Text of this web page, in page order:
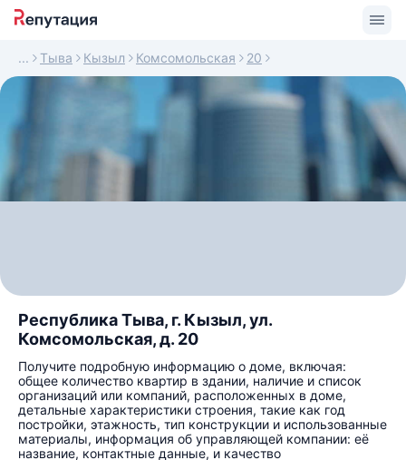
Тыва Кызыл Комсомольская 20
Республика Тыва, г. Кызыл, ул.
Комсомольская, д. 20
Получите подробную информацию о доме, включая:
общее количество квартир в здании, наличие и список
организаций или компаний, расположенных в доме,
детальные характеристики строения, такие как год
постройки, этажность, тип конструкции и использованные
материалы, информация об управляющей компании: её
название, контактные данные, и качество